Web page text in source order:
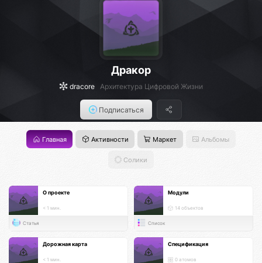
Дракор
dracore Архитектура Цифровой Жизни
Подписаться
Главная Активности Маркет Альбомы
Солики
О проекте
< 1 мин.
Статья
Модули
14 объектов
Список
Дорожная карта
< 1 мин.
Спецификация
0 атомов